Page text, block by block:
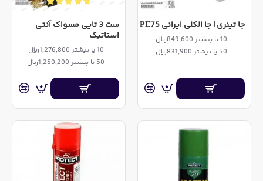
جا تینری | جا الکلی ایرانی PE75
10 یا بیشتر 849,600ریال
50 یا بیشتر 831,900ریال
ست 3 تایی مسواک آنتی
استاتیک
10 یا بیشتر 1,276,800ریال
50 یا بیشتر 1,250,200ریال